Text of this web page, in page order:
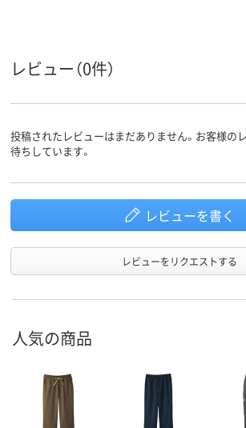
レビュー（0件）
投稿されたレビューはまだありません。お客様の
待ちしています。
レビューを書く
レビューをリクエストする
人気の商品